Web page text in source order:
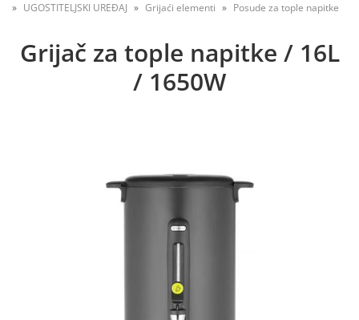
UGOSTITELJSKI UREĐAJ Grijaći elementi Posude za tople napitke
Grijač za tople napitke / 16L
/ 1650W